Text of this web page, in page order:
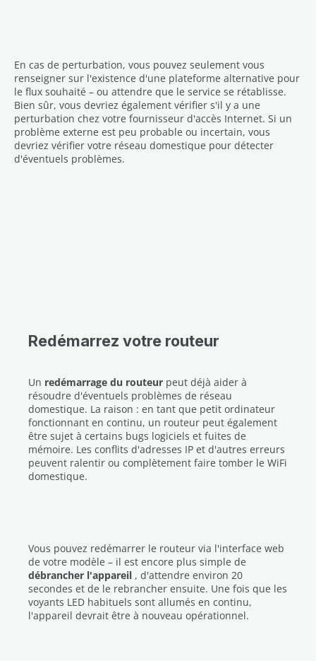
En cas de perturbation, vous pouvez seulement vous
renseigner sur l'existence d'une plateforme alternative pour
le flux souhaité – ou attendre que le service se rétablisse.
Bien sûr, vous devriez également vérifier s'il y a une
perturbation chez votre fournisseur d'accès Internet. Si un
problème externe est peu probable ou incertain, vous
devriez vérifier votre réseau domestique pour détecter
d'éventuels problèmes.
Redémarrez votre routeur
Un redémarrage du routeur peut déjà aider à
résoudre d'éventuels problèmes de réseau
domestique. La raison : en tant que petit ordinateur
fonctionnant en continu, un routeur peut également
être sujet à certains bugs logiciels et fuites de
mémoire. Les conflits d'adresses IP et d'autres erreurs
peuvent ralentir ou complètement faire tomber le WiFi
domestique.
Vous pouvez redémarrer le routeur via l'interface web
de votre modèle – il est encore plus simple de
débrancher l'appareil , d'attendre environ 20
secondes et de le rebrancher ensuite. Une fois que les
voyants LED habituels sont allumés en continu,
l'appareil devrait être à nouveau opérationnel.